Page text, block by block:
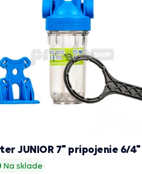
Na sklade
JUNIOR 7" pripojenie 6/4"